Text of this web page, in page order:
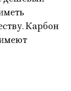
Карбон